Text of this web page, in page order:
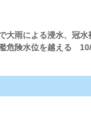
大雨による浸水、冠
危険水位を越える